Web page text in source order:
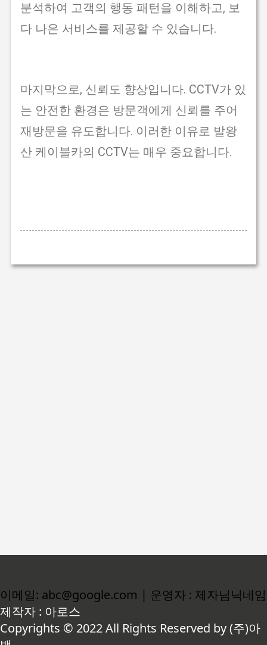
분석하여 고객의 행동 패턴을 이해하고, 보
다 나은 서비스를 제공할 수 있습니다.
마지막으로, 신뢰도 향상입니다. CCTV가 있
는 안전한 환경은 방문객에게 신뢰를 주어
재방문을 유도합니다. 이러한 이유로 발왕
산 케이블카의 CCTV는 매우 중요합니다.
이메일: abc@google.com | 운영자 : 제자님닉네임
제작자 : 아로스
Copyrights © 2022 All Rights Reserved by (주)아